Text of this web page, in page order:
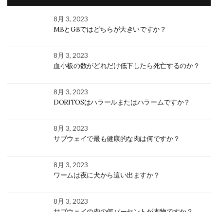
8月 3, 2023
MBとGBではどちらが大きいですか？
8月 3, 2023
血小板の数がどれだけ低下したら死亡するのか？
8月 3, 2023
DORITOSはハラールまたはハラームですか？
8月 3, 2023
サブウェイで最も健康的な肉は何ですか？
8月 3, 2023
ワームは夜に犬から這い出ますか？
8月 3, 2023